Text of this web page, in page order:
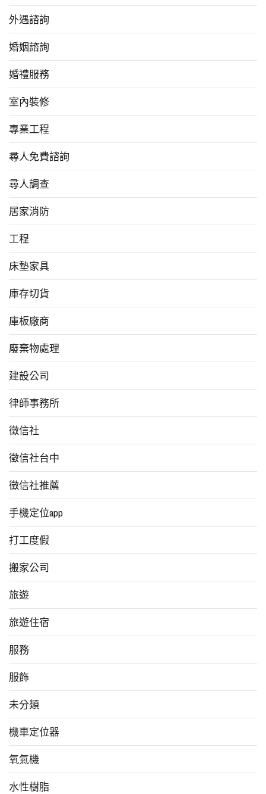
外遇諮詢
婚姻諮詢
婚禮服務
室內裝修
專業工程
尋人免費諮詢
尋人調查
居家消防
工程
床墊家具
庫存切貨
庫板廠商
廢棄物處理
建設公司
律師事務所
徵信社
徵信社台中
徵信社推薦
手機定位app
打工度假
搬家公司
旅遊
旅遊住宿
服務
服飾
未分類
機車定位器
氧氣機
水性樹脂